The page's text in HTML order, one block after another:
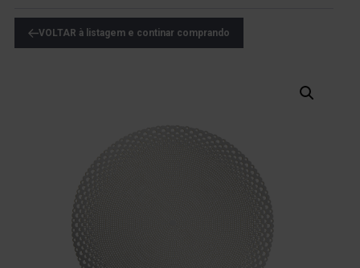
VOLTAR à listagem e continar comprando